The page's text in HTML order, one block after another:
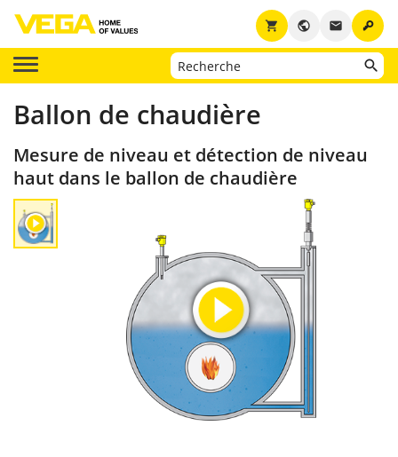
key
email
public
shopping_cart
Ballon de chaudière
Mesure de niveau et détection de niveau
haut dans le ballon de chaudière